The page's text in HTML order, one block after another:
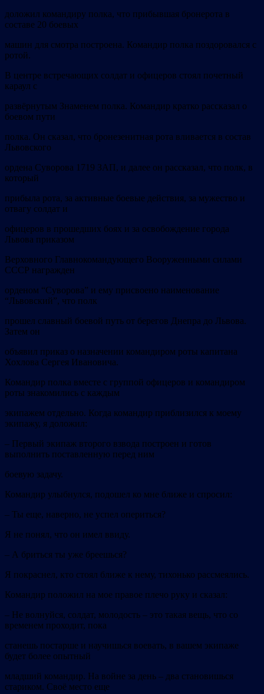
доложил командиру полка, что прибывшая бронерота в
составе 20 боевых
машин для смотра построена. Командир полка поздоровался с
ротой.
В центре встречающих солдат и офицеров стоял почетный
караул с
развёрнутым Знаменем полка. Командир кратко рассказал о
боевом пути
полка. Он сказал, что бронезенитная рота вливается в состав
Львовского
ордена Суворова 1719 ЗАП, и далее он рассказал, что полк, в
который
прибыла рота, за активные боевые действия, за мужество и
отвагу солдат и
офицеров в прошедших боях и за освобождение города
Львова приказом
Верховного Главнокомандующего Вооруженными силами
СССР награжден
орденом “Суворова” и ему присвоено наименование
“Львовский”, что полк
прошел славный боевой путь от берегов Днепра до Львова.
Затем он
объявил приказ о назначении командиром роты капитана
Хохлова Сергея Ивановича.
Командир полка вместе с группой офицеров и командиром
роты знакомились с каждым
экипажем отдельно. Когда командир приблизился к моему
экипажу, я доложил:
– Первый экипаж второго взвода построен и готов
выполнить поставленную перед ним
боевую задачу.
Командир улыбнулся, подошел ко мне ближе и спросил:
– Ты еще, наверно, не успел опериться?
Я не понял, что он имел ввиду.
– А бриться ты уже бреешься?
Я покраснел, кто стоял ближе к нему, тихонько рассмеялись.
Командир положил на мое правое плечо руку и сказал:
– Не волнуйся, солдат, молодость – это такая вещь, что со
временем проходит, пока
станешь постарше и научишься воевать, в вашем экипаже
будет более опытный
младший командир. На войне за день – два становишься
стариком. Своё место еще